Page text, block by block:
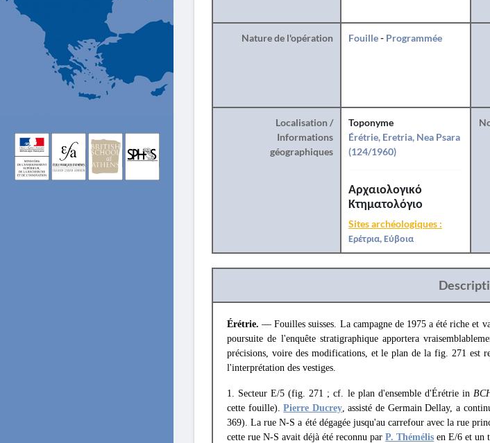
Nature de l'opération Fouille- Programmée
Localisation /
Informations
géographiques
Toponyme
Érétrie, Eretria, Nea Psara
(124/1960)
Αρχαιολογικό
Κτηματολόγιο
Sites archéologiques :
Ερέτρια, Εύβοια
Érétrie.— Fouilles suisses. La campagne de 1975 a été riche et
poursuite de l'enquête stratigraphique apportera
précisions, voire des modifications, et le plan de la fig. 271 est
l'interprétation des vestiges.
1. Secteur E/5 (fig. 271 ; cf. le plan d'ensemble d'Érétrie in
cette fouille).Pierre Ducrey, assisté de Germain Dellay, a
369). La rue N-S a été dégagée jusqu'au carrefour avec la rue
cette rue N-S avait déjà été reconnu parP. Thémélis en E/6 et un